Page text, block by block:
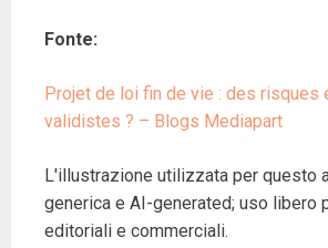
Fonte:
Projet de loi fin de vie : des risques
validistes ? – Blogs Mediapart
L'illustrazione utilizzata per questo
generica e AI-generated; uso libero
editoriali e commerciali.